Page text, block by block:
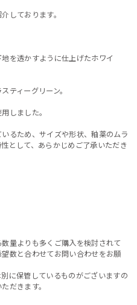
しております。
を透かすように仕上げたホワイ
ティーグリーン。
しました。
るため、サイズや形状、釉薬のムラ
として、あらかじめご了承いただき
量よりも多くご購入を検討されて
数と合わせてお問い合わせをお願
に保管しているものがございますの
だきます。